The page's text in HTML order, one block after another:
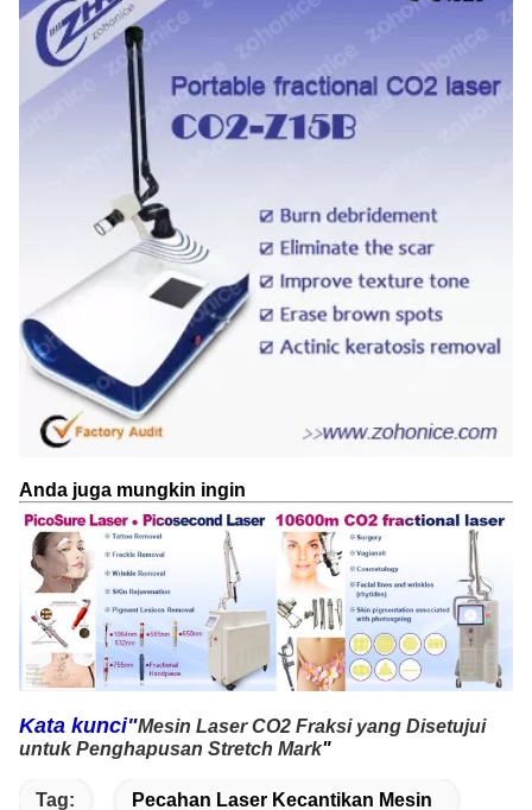
Anda juga mungkin ingin
Kata kunci"Mesin Laser CO2 Fraksi yang Disetujui
untuk Penghapusan Stretch Mark"
Tag: Pecahan Laser Kecantikan Mesin